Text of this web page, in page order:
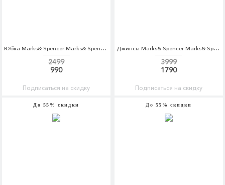
Юбка Marks& Spencer Marks& Spencer MA178EWCLZR3
2499
990
Подписаться на скидку
Джинсы Marks& Spencer Marks& Spencer MA178EWARAH0
3999
1790
Подписаться на скидку
До 55% скидки До 55% скидки